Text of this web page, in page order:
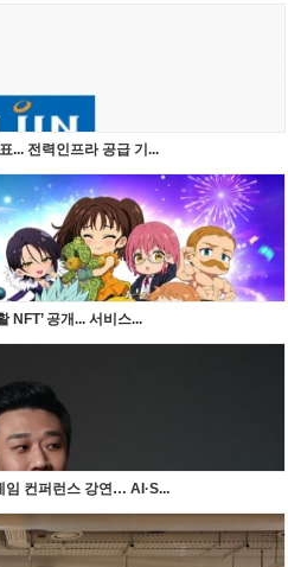
... 전력인프라 공급 기...
NFT’ 공개... 서비스...
임 컨퍼런스 강연… AI·S...